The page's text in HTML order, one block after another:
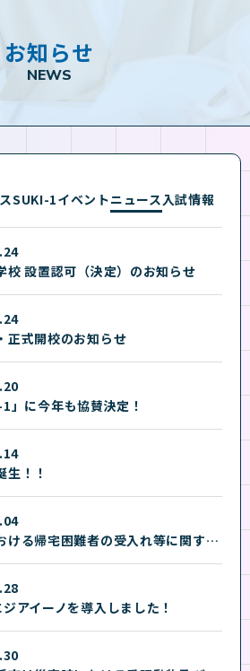
学校 立志舎
お知 らせ
NEWS
SUKI-1イベントニュース入試情報
校 設置認可（決定）のお知らせ
正式開校のお知らせ
」に今年も協賛決定！
生！！
大阪市と「災害時における帰宅困難者の受入れ等に関する協定」を締結しました。
アイーノを導入しました！